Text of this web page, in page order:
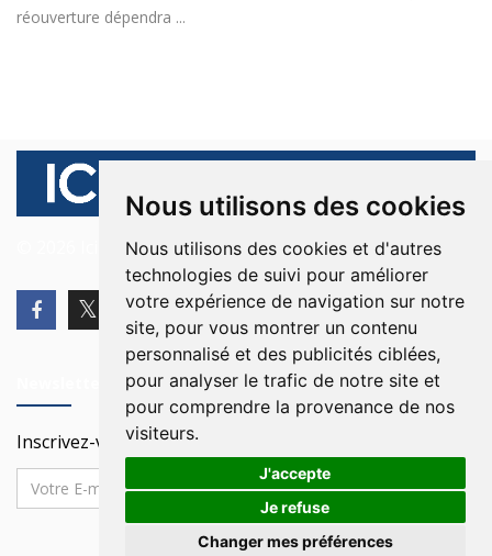
Nous utilisons des cookies
Nous utilisons des cookies et d'autres
technologies de suivi pour améliorer
votre expérience de navigation sur notre
site, pour vous montrer un contenu
personnalisé et des publicités ciblées,
pour analyser le trafic de notre site et
pour comprendre la provenance de nos
visiteurs.
J'accepte
Je refuse
Changer mes préférences
réouverture dépendra ...
© 2026 Ici Beyrouth. Tous les droits sont réservés.
Inscrivez-vous à notre Newsletter